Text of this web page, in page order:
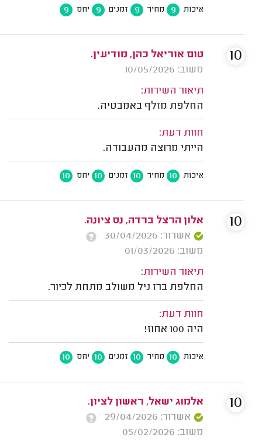
איכות 9 מחיר 9 זמנים 9 יחס 9
טום אוריאל כהן, מודיעין.
משוב: 10/05/2026
תיאור השירות:
החלפת מזלף באמבטיה.
חוות דעת:
הייתי מרוצה מהעבודה.
איכות 10 מחיר 10 זמנים 10 יחס 10
10
אלון הרצל ברדה, נס ציונה.
אשרור: 30/04/2026
משוב: 01/03/2026
תיאור השירות:
החלפת ברז ניל משולב מתחת לכיור.
חוות דעת:
היה 100 אחוז!
איכות 10 מחיר 10 זמנים 10 יחס 10
10
אלמוג ישאל, ראשון לציון.
אשרור: 29/04/2026
משוב: 05/02/2026
10